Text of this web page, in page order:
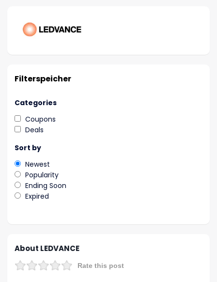
Filterspeicher
Categories
Coupons
Deals
Sort by
Newest
Popularity
Ending Soon
Expired
About LEDVANCE
Rate this post